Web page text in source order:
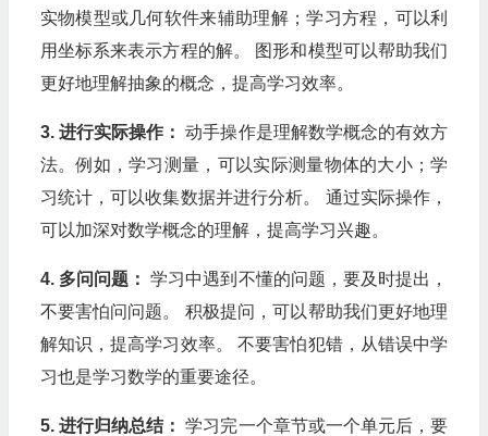
实物模型或几何软件来辅助理解；学习方程，可以利
用坐标系来表示方程的解。 图形和模型可以帮助我们
更好地理解抽象的概念，提高学习效率。
3. 进行实际操作： 动手操作是理解数学概念的有效方
法。例如，学习测量，可以实际测量物体的大小；学
习统计，可以收集数据并进行分析。 通过实际操作，
可以加深对数学概念的理解，提高学习兴趣。
4. 多问问题： 学习中遇到不懂的问题，要及时提出，
不要害怕问问题。 积极提问，可以帮助我们更好地理
解知识，提高学习效率。 不要害怕犯错，从错误中学
习也是学习数学的重要途径。
5. 进行归纳总结： 学习完一个章节或一个单元后，要